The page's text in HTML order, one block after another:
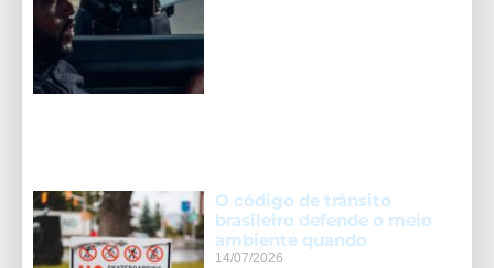
O código de trânsito
brasileiro defende o meio
ambiente quando
14/07/2026